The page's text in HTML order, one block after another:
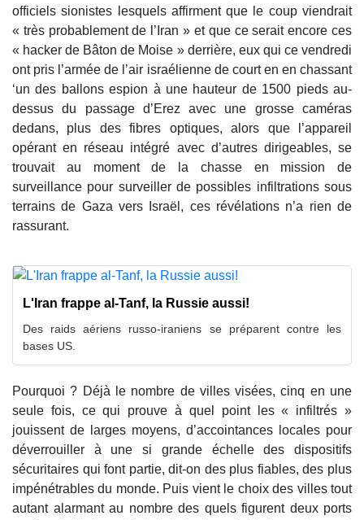
officiels sionistes lesquels affirment que le coup viendrait
« très probablement de l’Iran » et que ce serait encore ces
« hacker de Bâton de Moise » derrière, eux qui ce vendredi
ont pris l’armée de l’air israélienne de court en en chassant
‘un des ballons espion à une hauteur de 1500 pieds au-
dessus du passage d’Erez avec une grosse caméras
dedans, plus des fibres optiques, alors que l’appareil
opérant en réseau intégré avec d’autres dirigeables, se
trouvait au moment de la chasse en mission de
surveillance pour surveiller de possibles infiltrations sous
terrains de Gaza vers Israël, ces révélations n’a rien de
rassurant.
L'Iran frappe al-Tanf, la Russie aussi!
Des raids aériens russo-iraniens se préparent contre les
bases US.
Pourquoi ? Déjà le nombre de villes visées, cinq en une
seule fois, ce qui prouve à quel point les « infiltrés »
jouissent de larges moyens, d’accointances locales pour
déverrouiller à une si grande échelle des dispositifs
sécuritaires qui font partie, dit-on des plus fiables, des plus
impénétrables du monde. Puis vient le choix des villes tout
autant alarmant au nombre des quels figurent deux ports